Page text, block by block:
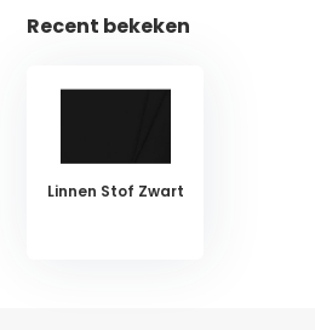
Recent bekeken
Linnen Stof Zwart